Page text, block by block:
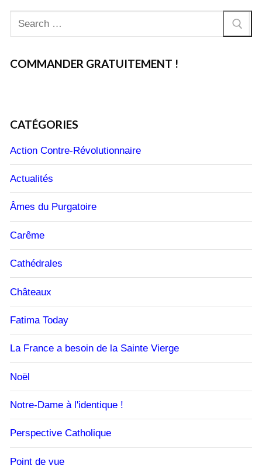
Rechercher
:
COMMANDER GRATUITEMENT !
CATÉGORIES
Action Contre-Révolutionnaire
Actualités
Âmes du Purgatoire
Carême
Cathédrales
Châteaux
Fatima Today
La France a besoin de la Sainte Vierge
Noël
Notre-Dame à l'identique !
Perspective Catholique
Point de vue